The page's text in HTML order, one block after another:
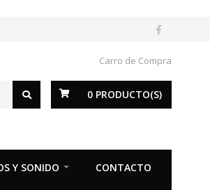
Carro de Compra
0 PRODUCTO(S)
Y SONIDO CONTACTO